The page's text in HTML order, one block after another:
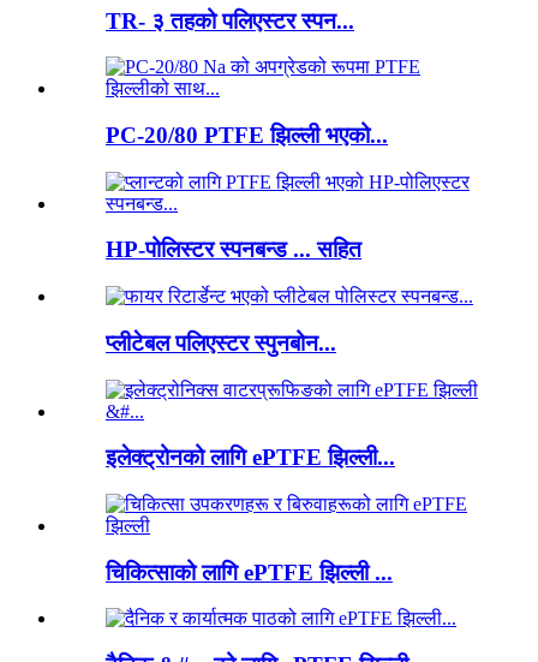
TR- ३ तहको पलिएस्टर स्पन...
PC-20/80 PTFE झिल्ली भएको...
HP-पोलिस्टर स्पनबन्ड ... सहित
प्लीटेबल पलिएस्टर स्पुनबोन...
इलेक्ट्रोनको लागि ePTFE झिल्ली...
चिकित्साको लागि ePTFE झिल्ली ...